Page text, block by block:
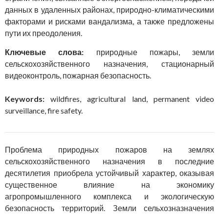
данных в удаленных районах, природно-климатическими
факторами и рисками вандализма, а также предложены
пути их преодоления.
Ключевые слова: природные пожары, земли
сельскохозяйственного назначения, стационарный
видеоконтроль, пожарная безопасность.
Keywords:wildfires, agricultural land, permanent video
surveillance, fire safety.
Проблема природных пожаров на землях
сельскохозяйственного назначения в последние
десятилетия приобрела устойчивый характер, оказывая
существенное влияние на экономику
агропромышленного комплекса и экологическую
безопасность территорий. Земли сельхозназначения